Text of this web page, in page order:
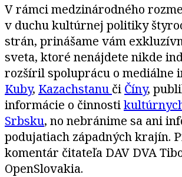
V rámci medzinárodného
v duchu kultúrnej politiky
strán, prinášame vám
sveta, ktoré nenájdete nikde
rozšíril spoluprácu o mediálne
Kuby, Kazachstanu či Číny,
informácie o činnosti
Srbsku, no nebránime sa ani
podujatiach západných krajín.
komentár čitateľa DAV DVA
OpenSlovakia.